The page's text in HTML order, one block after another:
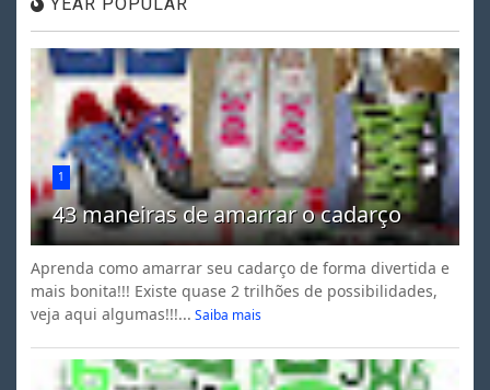
1
43 maneiras de amarrar o cadarço
Aprenda como amarrar seu cadarço de forma divertida e
mais bonita!!! Existe quase 2 trilhões de possibilidades,
veja aqui algumas!!!... Saiba mais